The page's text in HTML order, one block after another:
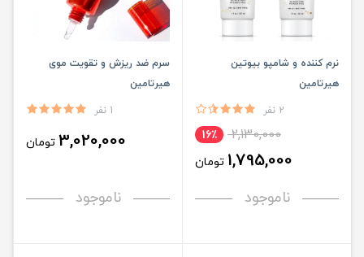
نرم کننده و شامپو بیوتین
هیرتامین
2 نفر
2,130,000 16٪
1,795,000 تومان
ناموجود
سرم ضد ریزش و تقویت موی
هیرتامین
1 نفر
3,020,000 تومان
ناموجود